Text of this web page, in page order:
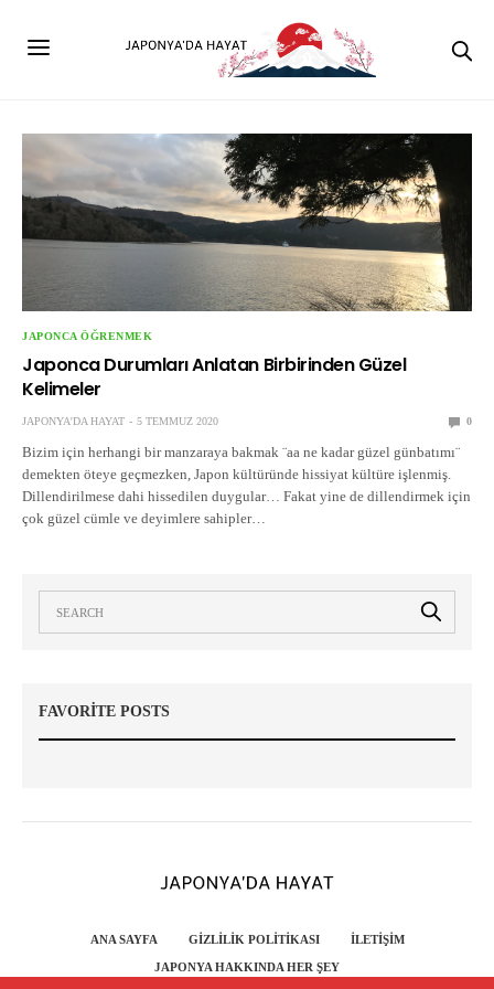
JAPONCA ÖĞRENMEK
Japonca Durumları Anlatan Birbirinden Güzel
Kelimeler
JAPONYA'DA HAYAT 5 TEMMUZ 2020 0
Bizim için herhangi bir manzaraya bakmak ¨aa ne kadar güzel günbatımı¨
demekten öteye geçmezken, Japon kültüründe hissiyat kültüre işlenmiş.
Dillendirilmese dahi hissedilen duygular… Fakat yine de dillendirmek için
çok güzel cümle ve deyimlere sahipler…
FAVORITE POSTS
ANA SAYFA GIZLILIK POLITIKASI İLETIŞIM
JAPONYA HAKKINDA HER ŞEY